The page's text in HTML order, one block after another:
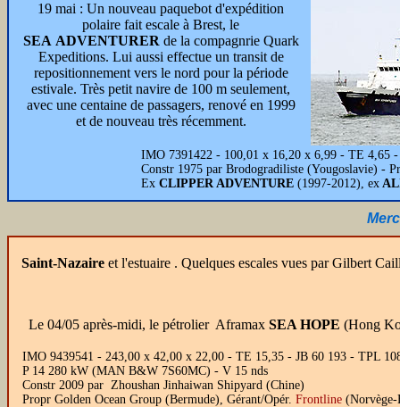
19 mai : Un nouveau paquebot d'expédition
polaire fait escale à Brest, le
SEA ADVENTURER de la compagnrie Quark
Expeditions. Lui aussi effectue un transit de
repositionnement vers le nord pour la période
estivale. Très petit navire de 100 m seulement,
avec une centaine de passagers, renové en 1999
et de nouveau très récemment.
IMO 7391422 - 100,01 x 16,20 x 6,99 - TE 4,65
Constr 1975 par Brodogradiliste (Yougoslavie) -
Ex CLIPPER ADVENTURE (1997-2012), ex
Saint-Nazaire et l'estuaire . Quelques escales vues par Gilbert
Le 04/05 après-midi, le pétrolier Aframax SEA HOPE (Hong
IMO 9439541 - 243,00 x 42,00 x 22,00 - TE 15,35 - JB 60 193 - TPL
P 14 280 kW (MAN B&W 7S60MC) - V 15 nds
Constr 2009 par Zhoushan Jinhaiwan Shipyard (Chine)
Propr Golden Ocean Group (Bermude), Gérant/Opér. Frontline